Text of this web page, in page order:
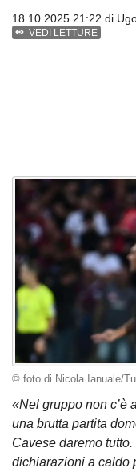
18.10.2025 21:22 di
VEDI LETTURE
© foto di Nicola Ianuale/
«Nel gruppo non c’è
una brutta partita
Cavese daremo
dichiarazioni a caldo